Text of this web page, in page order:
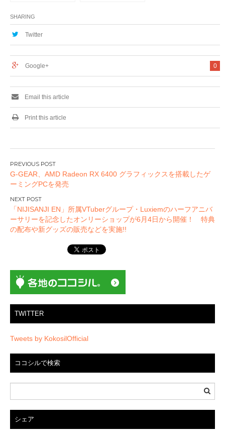
SASSEN（サッセ
ン）が東京秋葉原で
体験イベントを開
コラボイベント＠秋
SHARING
Twitter
0
Google+
Email this article
Print this article
投
稿
ナ
ビ
ゲ
ー
ン
G-GEAR、AMD Radeon RX 6400 グラフィックスを搭載したゲ
ーミングPCを発売
「NIJISANJI EN」所属VTuberグループ・Luxiemのハーフアニバ
ーサリーを記念したオンリーショップが6月4日から開催！ 特典
の配布や新グッズの販売などを実施!!
TWITTER
Tweets by KokosilOfficial
ココシルで検索
シェア